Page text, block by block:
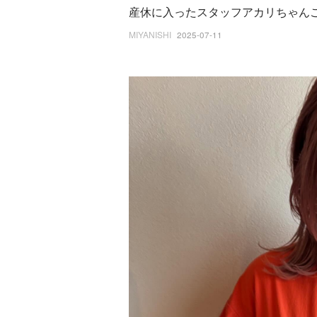
産休に入ったスタッフアカリちゃん
MIYANISHI 2025-07-11